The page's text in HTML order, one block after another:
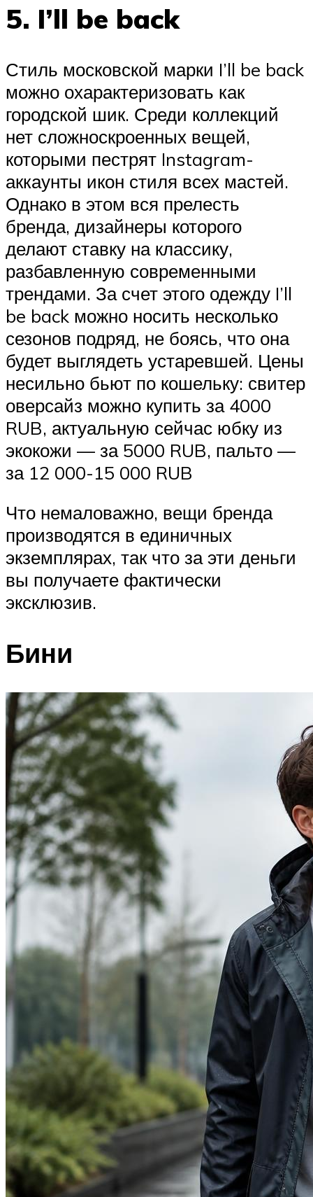
5. I’ll be back
Стиль московской марки I’ll be back
можно охарактеризовать как
городской шик. Среди коллекций
нет сложноскроенных вещей,
которыми пестрят Instagram-
аккаунты икон стиля всех мастей.
Однако в этом вся прелесть
бренда, дизайнеры которого
делают ставку на классику,
разбавленную современными
трендами. За счет этого одежду I’ll
be back можно носить несколько
сезонов подряд, не боясь, что она
будет выглядеть устаревшей. Цены
несильно бьют по кошельку: свитер
оверсайз можно купить за 4000
RUB, актуальную сейчас юбку из
экокожи — за 5000 RUB, пальто —
за 12 000-15 000 RUB
Что немаловажно, вещи бренда
производятся в единичных
экземплярах, так что за эти деньги
вы получаете фактически
эксклюзив.
Бини